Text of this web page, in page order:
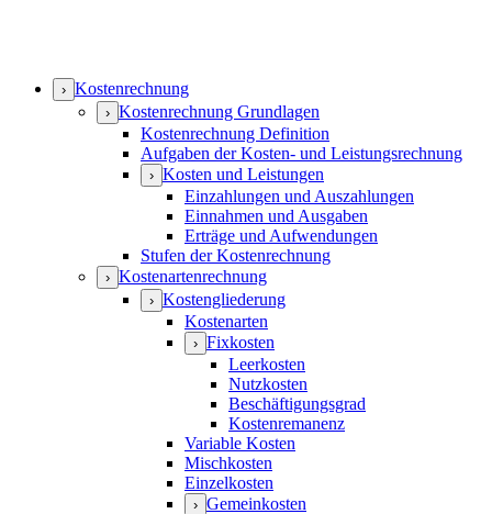
› Kostenrechnung
› Kostenrechnung Grundlagen
Kostenrechnung Definition
Aufgaben der Kosten- und Leistungsrechnung
› Kosten und Leistungen
Einzahlungen und Auszahlungen
Einnahmen und Ausgaben
Erträge und Aufwendungen
Stufen der Kostenrechnung
› Kostenartenrechnung
› Kostengliederung
Kostenarten
› Fixkosten
Leerkosten
Nutzkosten
Beschäftigungsgrad
Kostenremanenz
Variable Kosten
Mischkosten
Einzelkosten
› Gemeinkosten